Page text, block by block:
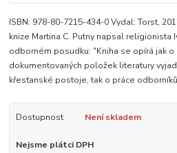
ISBN: 978-80-7215-434-0 Vydal: Torst,
knize Martina C. Putny napsal religionista
odborném posudku: "Kniha se opírá jak
dokumentovaných položek literatury
křesťanské postoje, tak o práce
Dostupnost Není skladem
Nejsme plátci DPH